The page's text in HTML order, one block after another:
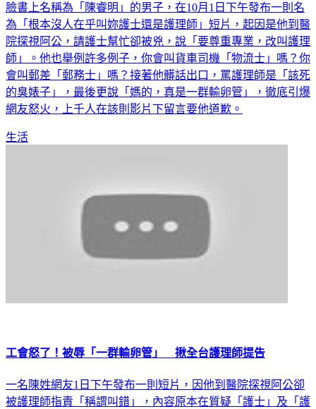
臉書上名稱為「陳睿明」的男子，在10月1日下午發布一則名
為「根本沒人在乎叫妳護士還是護理師」短片，起因是他到醫
院探視阿公，請護士幫忙卻被兇，說「要尊重專業，改叫護理
師」。他也舉例許多例子，你會叫貨車司機「物流士」嗎？你
會叫郵差「郵務士」嗎？接著他髒話出口，罵護理師是「該死
的臭婊子」，最後更說「媽的，真是一群輸卵管」，徹底引爆
網友怒火，上千人在該則影片下留言要他道歉。
生活
工會怒了！被辱「一群輸卵管」 揪全台護理師提告
一名陳姓網友1日下午發布一則短片，因他到醫院探視阿公卻
被護理師指責「稱謂叫錯」，內容原本在質疑「護士」及「護